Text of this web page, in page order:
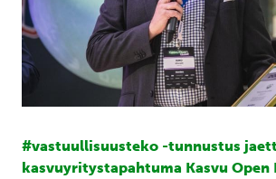
#vastuullisuusteko -tunnustus
kasvuyritystapahtuma Kasvu Open